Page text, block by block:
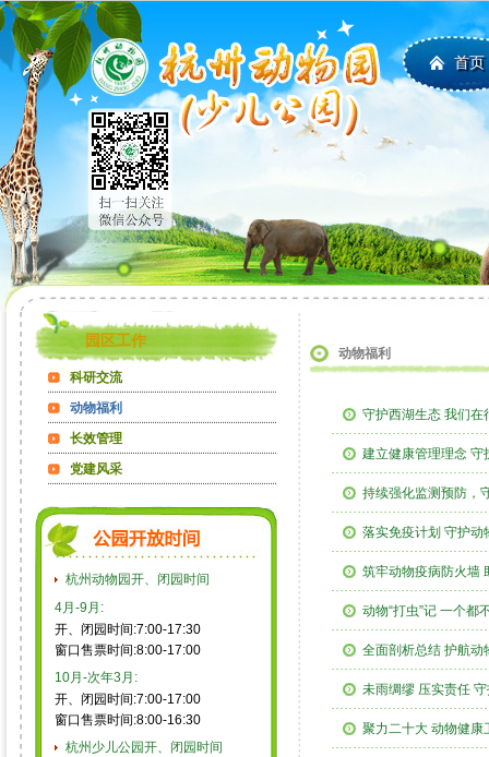
首页
园区工作
科研交流
动物福利
长效管理
党建风采
杭州动物园开、闭园时间
4月-9月:
开、闭园时间:7:00-17:30
窗口售票时间:8:00-17:00
10月-次年3月:
开、闭园时间:7:00-17:00
窗口售票时间:8:00-16:30
杭州少儿公园开、闭园时间
动物福利
守护西湖生态 我们在
建立健康管理理念
持续强化监测预防，
落实免疫计划 守护动
筑牢动物疫病防火墙
动物“打虫”记 一个都
全面剖析总结 护航动
未雨绸缪 压实责任
聚力二十大 动物健康